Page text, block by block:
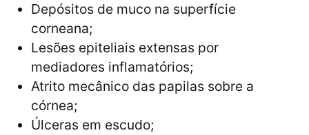
Depósitos de muco na superfície
corneana;
Lesões epiteliais extensas por
mediadores inflamatórios;
Atrito mecânico das papilas sobre a
córnea;
Úlceras em escudo;